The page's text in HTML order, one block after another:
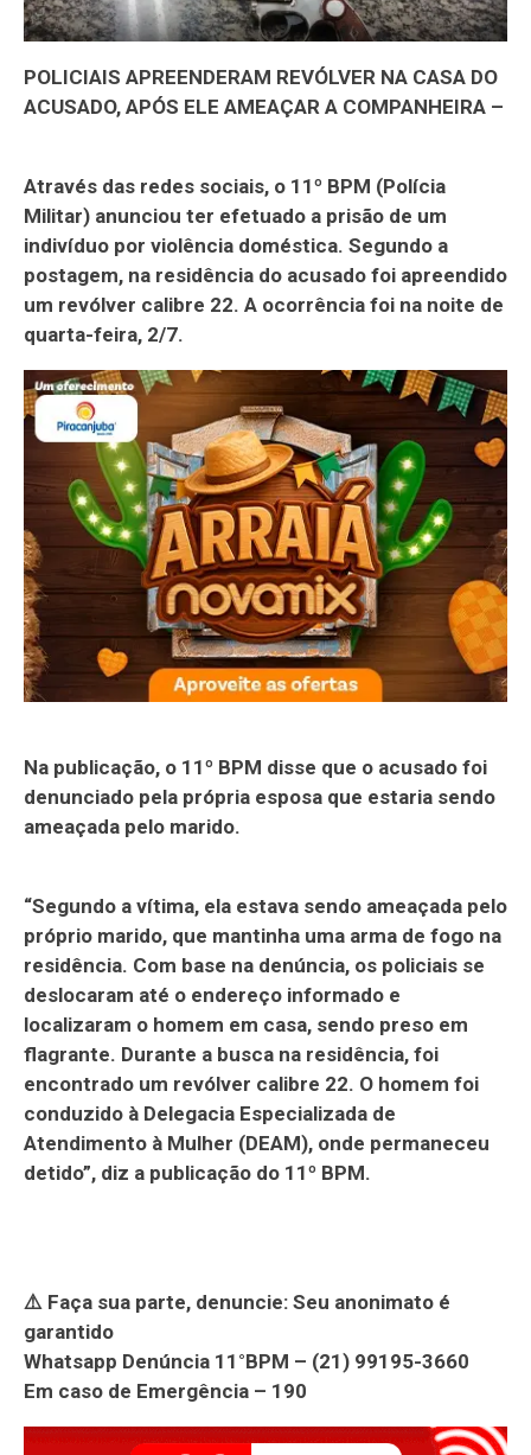
POLICIAIS APREENDERAM REVÓLVER NA CASA DO
ACUSADO, APÓS ELE AMEAÇAR A COMPANHEIRA –
Através das redes sociais, o 11º BPM (Polícia
Militar) anunciou ter efetuado a prisão de um
indivíduo por violência doméstica. Segundo a
postagem, na residência do acusado foi apreendido
um revólver calibre 22. A ocorrência foi na noite de
quarta-feira, 2/7.
Na publicação, o 11º BPM disse que o acusado foi
denunciado pela própria esposa que estaria sendo
ameaçada pelo marido.
“Segundo a vítima, ela estava sendo ameaçada pelo
próprio marido, que mantinha uma arma de fogo na
residência. Com base na denúncia, os policiais se
deslocaram até o endereço informado e
localizaram o homem em casa, sendo preso em
flagrante. Durante a busca na residência, foi
encontrado um revólver calibre 22. O homem foi
conduzido à Delegacia Especializada de
Atendimento à Mulher (DEAM), onde permaneceu
detido”, diz a publicação do 11º BPM.
⚠️ Faça sua parte, denuncie: Seu anonimato é
garantido
Whatsapp Denúncia 11°BPM – (21) 99195-3660
Em caso de Emergência – 190